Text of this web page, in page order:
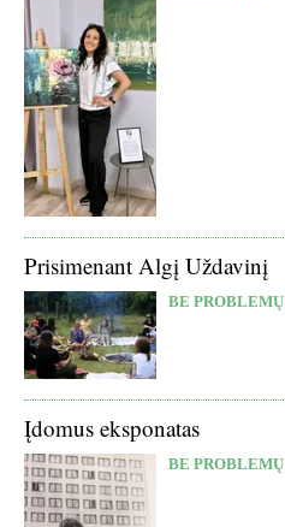
Prisimenant Algį Uždavinį
BE PROBLEMŲ
Įdomus eksponatas
BE PROBLEMŲ